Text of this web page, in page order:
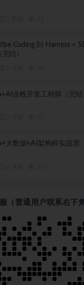
Coding 到 Harness ×
结）
全栈开发工程师（完结
大数据+AI架构师实战营
（普通用户联系右下